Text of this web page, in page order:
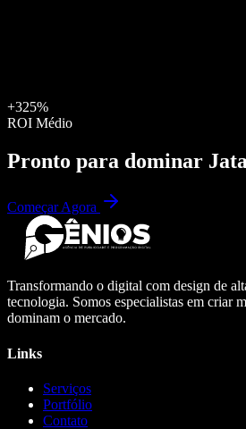
+325%
ROI Médio
Pronto para dominar
Começar Agora
Transformando o digital com design de
tecnologia. Somos especialistas em criar
dominam o mercado.
Links
Serviços
Portfólio
Contato